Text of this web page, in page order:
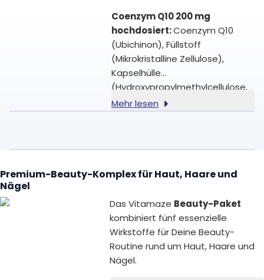
Coenzym Q10 200 mg
hochdosiert:Coenzym Q10
(Ubichinon), Füllstoff
(Mikrokristalline Zellulose),
Kapselhülle
(Hydroxypropylmethylcellulose,
pflanzliche Kapselhülle).
Mehr lesen
Premium-Beauty-Komplex für Haut, Haare und
Nägel
Das Vitamaze Beauty-Paket
kombiniert fünf essenzielle
Wirkstoffe für Deine Beauty-
Routine rund um Haut, Haare und
Nägel.